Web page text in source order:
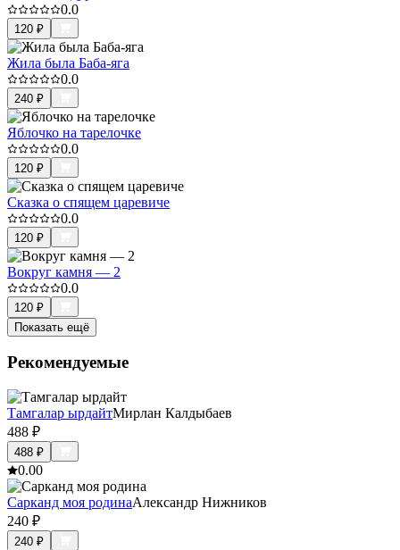
0.0
120 ₽
Жила была Баба-яга
0.0
240 ₽
Яблочко на тарелочке
0.0
120 ₽
Сказка о спящем царевиче
0.0
120 ₽
Вокруг камня — 2
0.0
120 ₽
Показать ещё
Рекомендуемые
Тамгалар ырдайтМирлан Калдыбаев
488 ₽
488 ₽
0.00
Сарканд моя родинаАлександр Нижников
240 ₽
240 ₽